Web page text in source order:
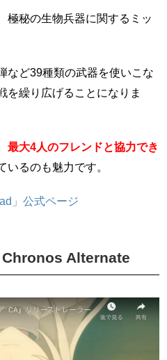
極秘の生物兵器に関するミッ
など39種類の武器を使いこな
を繰り広げることになりま
最大4人のフレンドと協力でき
いるのも魅力です。
」公式ページ
Chronos Alternate